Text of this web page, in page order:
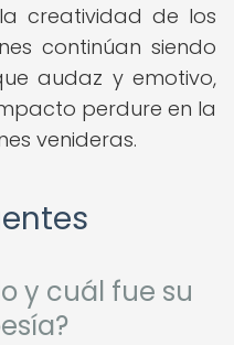
creatividad de los
continúan siendo
audaz y emotivo,
perdure en la
venideras.
y cuál fue su